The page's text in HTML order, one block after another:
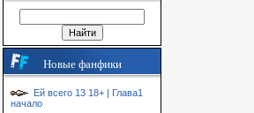
Новые фанфики
Ей всего 13 18+ | Глава1
начало